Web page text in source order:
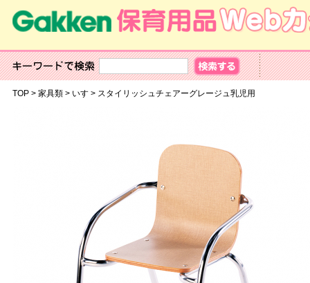
TOP> 家具類> いす> スタイリッシュチェアーグレージュ乳児用